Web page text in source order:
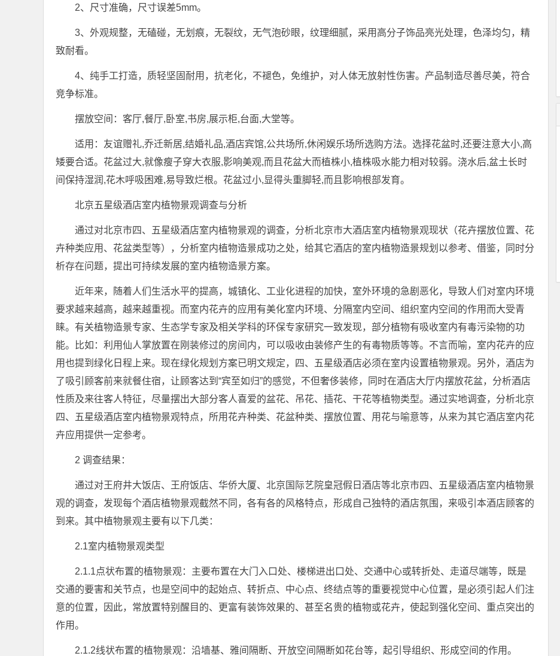
2、尺寸准确，尺寸误差5mm。
3、外观规整，无磕碰，无划痕，无裂纹，无气泡砂眼，纹理细腻，采用高分子饰品亮光处理，色泽均匀，精
致耐看。
4、纯手工打造，质轻坚固耐用，抗老化，不褪色，免维护，对人体无放射性伤害。产品制造尽善尽美，符合
竞争标准。
摆放空间：客厅,餐厅,卧室,书房,展示柜,台面,大堂等。
适用：友谊赠礼,乔迁新居,结婚礼品,酒店宾馆,公共场所,休闲娱乐场所选购方法。选择花盆时,还要注意大小,高
矮要合适。花盆过大,就像瘦子穿大衣服,影响美观,而且花盆大而植株小,植株吸水能力相对较弱。浇水后,盆土长时
间保持湿润,花木呼吸困难,易导致烂根。花盆过小,显得头重脚轻,而且影响根部发育。
北京五星级酒店室内植物景观调查与分析
通过对北京市四、五星级酒店室内植物景观的调查，分析北京市大酒店室内植物景观现状（花卉摆放位置、花
卉种类应用、花盆类型等），分析室内植物造景成功之处，给其它酒店的室内植物造景规划以参考、借鉴，同时分
析存在问题，提出可持续发展的室内植物造景方案。
近年来，随着人们生活水平的提高，城镇化、工业化进程的加快，室外环境的急剧恶化，导致人们对室内环境
要求越来越高，越来越重视。而室内花卉的应用有美化室内环境、分隔室内空间、组织室内空间的作用而大受青
睐。有关植物造景专家、生态学专家及相关学科的环保专家研究一致发现，部分植物有吸收室内有毒污染物的功
能。比如：利用仙人掌放置在刚装修过的房间内，可以吸收由装修产生的有毒物质等等。不言而喻，室内花卉的应
用也提到绿化日程上来。现在绿化规划方案已明文规定，四、五星级酒店必须在室内设置植物景观。另外，酒店为
了吸引顾客前来就餐住宿，让顾客达到“宾至如归”的感觉，不但奢侈装修，同时在酒店大厅内摆放花盆，分析酒店
性质及来往客人特征，尽量摆出大部分客人喜爱的盆花、吊花、插花、干花等植物类型。通过实地调查，分析北京
四、五星级酒店室内植物景观特点，所用花卉种类、花盆种类、摆放位置、用花与喻意等，从来为其它酒店室内花
卉应用提供一定参考。
2 调查结果：
通过对王府井大饭店、王府饭店、华侨大厦、北京国际艺院皇冠假日酒店等北京市四、五星级酒店室内植物景
观的调查，发现每个酒店植物景观截然不同，各有各的风格特点，形成自己独特的酒店氛围，来吸引本酒店顾客的
到来。其中植物景观主要有以下几类：
2.1室内植物景观类型
2.1.1点状布置的植物景观：主要布置在大门入口处、楼梯进出口处、交通中心或转折处、走道尽端等，既是
交通的要害和关节点，也是空间中的起始点、转折点、中心点、终结点等的重要视觉中心位置，是必须引起人们注
意的位置，因此，常放置特别醒目的、更富有装饰效果的、甚至名贵的植物或花卉，使起到强化空间、重点突出的
作用。
2.1.2线状布置的植物景观：沿墙基、雅间隔断、开放空间隔断如花台等，起引导组织、形成空间的作用。